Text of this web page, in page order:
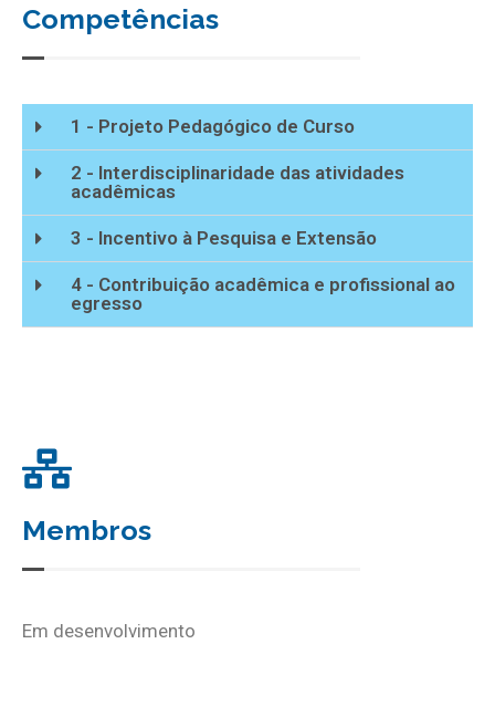
Competências
1 - Projeto Pedagógico de Curso
2 - Interdisciplinaridade das atividades
acadêmicas
3 - Incentivo à Pesquisa e Extensão
4 - Contribuição acadêmica e profissional ao
egresso
Membros
Em desenvolvimento